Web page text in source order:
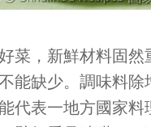
菜，新鮮材料固然
能缺少。調味料除
代表一地方國家料